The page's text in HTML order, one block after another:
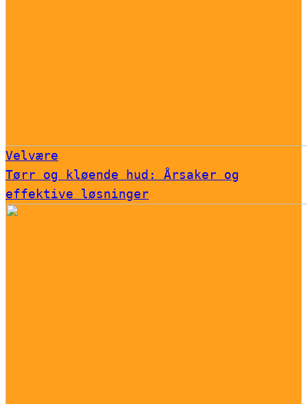
Velvære
Tørr og kløende hud: Årsaker og
effektive løsninger